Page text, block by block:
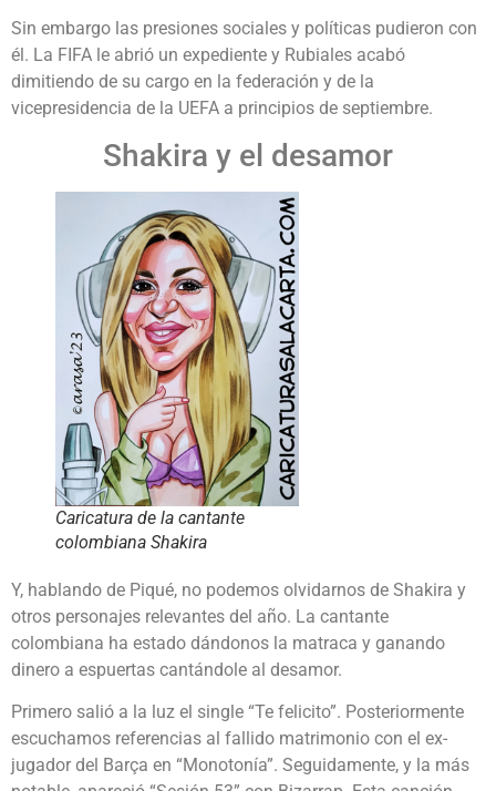
Sin embargo las presiones sociales y políticas pudieron con
él. La FIFA le abrió un expediente y Rubiales acabó
dimitiendo de su cargo en la federación y de la
vicepresidencia de la UEFA a principios de septiembre.
Shakira y el desamor
Caricatura de la cantante
colombiana Shakira
Y, hablando de Piqué, no podemos olvidarnos de Shakira y
otros personajes relevantes del año. La cantante
colombiana ha estado dándonos la matraca y ganando
dinero a espuertas cantándole al desamor.
Primero salió a la luz el single “Te felicito”. Posteriormente
escuchamos referencias al fallido matrimonio con el ex-
jugador del Barça en “Monotonía”. Seguidamente, y la más